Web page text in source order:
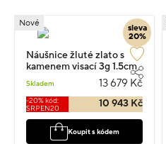
sleva
20%
Nové
Náušnice žluté zlato s
kamenem visací 3g 1.5cm
Skladem 13 679 Kč
-20% kód:
SRPEN20
10 943 Kč
Koupit s kódem